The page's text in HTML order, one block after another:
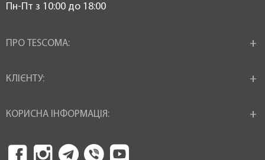
Пн-Пт з 10:00 до 18:00
ПРО TESCOMA:
КЛІЄНТУ:
КОРИСНА ІНФОРМАЦІЯ: